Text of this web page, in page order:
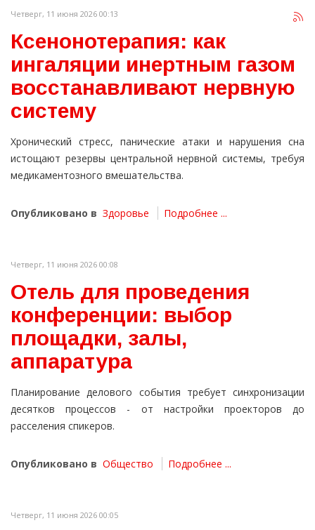
Четверг, 11 июня 2026 00:13
Ксенонотерапия: как
ингаляции инертным газом
восстанавливают нервную
систему
Хронический стресс, панические атаки и нарушения сна
истощают резервы центральной нервной системы, требуя
медикаментозного вмешательства.
Опубликовано в Здоровье Подробнее ...
Четверг, 11 июня 2026 00:08
Отель для проведения
конференции: выбор
площадки, залы,
аппаратура
Планирование делового события требует синхронизации
десятков процессов - от настройки проекторов до
расселения спикеров.
Опубликовано в Общество Подробнее ...
Четверг, 11 июня 2026 00:05